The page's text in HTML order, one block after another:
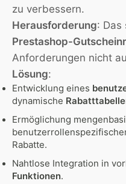
zu verbessern.
Herausforderung: Das
Prestashop-
Anforderungen nicht
Lösung:
Entwicklung eines
dynamische
Ermöglichung
Rabatte.
Nahtlose Integration in
Funktionen.